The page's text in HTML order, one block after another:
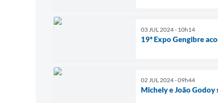
03 JUL 2024 - 10h14
19ª Expo Gengibre
02 JUL 2024 - 09h44
Michely e João Godoy